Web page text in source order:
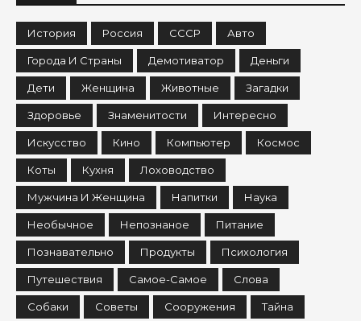
История Россия СССР Авто
Города И Страны Демотиватор Деньги
Дети Женщина Животные Загадки
Здоровье Знаменитости Интересно
Искусство Кино Компьютер Космос
Коты Кухня Лоховодство
Мужчина И Женщина Напитки Наука
Необычное Непознаное Питание
Познавательно Продукты Психология
Путешествия Самое-Самое Слова
Собаки Советы Сооружения Тайна